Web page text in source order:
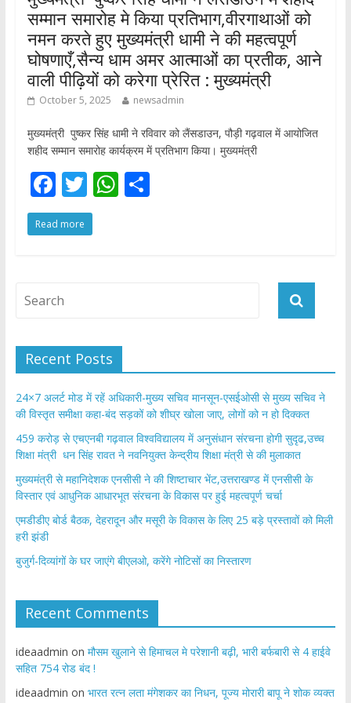
सम्मान समारोह मे किया प्रतिभाग,वीरगाथाओं को
नमन करते हुए मुख्यमंत्री धामी ने की महत्वपूर्ण
घोषणाएँ,सैन्य धाम अमर आत्माओं का प्रतीक, आने
वाली पीढ़ियों को करेगा प्रेरित : मुख्यमंत्री
October 5, 2025 newsadmin
मुख्यमंत्री पुष्कर सिंह धामी ने रविवार को लैंसडाउन, पौड़ी गढ़वाल में आयोजित
शहीद सम्मान समारोह कार्यक्रम में प्रतिभाग किया। मुख्यमंत्री
F
ac
e
o
T
w
itt
W S
Read more
Recent Posts
24×7 अलर्ट मोड में रहें अधिकारी-मुख्य सचिव मानसून-एसईओसी से मुख्य सचिव ने
की विस्तृत समीक्षा कहा-बंद सड़कों को शीघ्र खोला जाए, लोगों को न हो दिक्कत
459 करोड़ से एचएनबी गढ़वाल विश्वविद्यालय में अनुसंधान संरचना होगी सुदृढ,उच्च
शिक्षा मंत्री धन सिंह रावत ने नवनियुक्त केन्द्रीय शिक्षा मंत्री से की मुलाकात
मुख्यमंत्री से महानिदेशक एनसीसी ने की शिष्टाचार भेंट,उत्तराखण्ड में एनसीसी के
विस्तार एवं आधुनिक आधारभूत संरचना के विकास पर हुई महत्वपूर्ण चर्चा
एमडीडीए बोर्ड बैठक, देहरादून और मसूरी के विकास के लिए 25 बड़े प्रस्तावों को मिली
हरी झंडी
बुजुर्ग-दिव्यांगों के घर जाएंगे बीएलओ, करेंगे नोटिसों का निस्तारण
Recent Comments
ideaadmin on मौसम खुलाने से हिमाचल मे परेशानी बढ़ी, भारी बर्फबारी से 4 हाईवे
सहित 754 रोड बंद !
ideaadmin on भारत रत्न लता मंगेशकर का निधन, पूज्य मोरारी बापू ने शोक व्यक्त